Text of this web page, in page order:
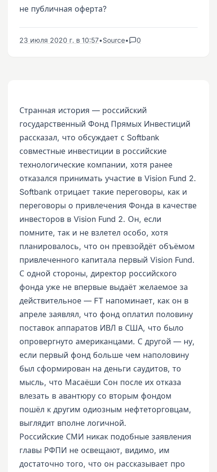
не публичная оферта?
23 июля 2020 г. в 10:57•Source• 0
Странная история — российский
государственный Фонд Прямых Инвестиций
рассказал, что обсуждает с Softbank
совместные инвестиции в российские
технологические компании, хотя ранее
отказался принимать участие в Vision Fund 2.
Softbank отрицает такие переговоры, как и
переговоры о привлечения Фонда в качестве
инвесторов в Vision Fund 2. Он, если
помните, так и не взлетел особо, хотя
планировалось, что он превзойдёт объёмом
привлеченного капитала первый Vision Fund.
С одной стороны, директор российского
фонда уже не впервые выдаёт желаемое за
действительное — FT напоминает, как он в
апреле заявлял, что фонд оплатил половину
поставок аппаратов ИВЛ в США, что было
опровергнуто американцами. С другой — ну,
если первый фонд больше чем наполовину
был сформирован на деньги саудитов, то
мысль, что Масаёши Сон после их отказа
влезать в авантюру со вторым фондом
пошёл к другим одиозным нефтеторговцам,
выглядит вполне логичной.
Российские СМИ никак подобные заявления
главы РФПИ не освещают, видимо, им
достаточно того, что он рассказывает про